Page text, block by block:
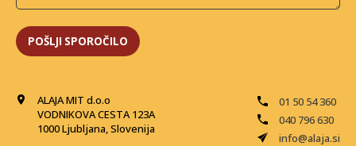
ALAJA MIT d.o.o
VODNIKOVA CESTA 123A
1000 Ljubljana, Slovenija
01 50 54 360
040 796 630
info@alaja.si